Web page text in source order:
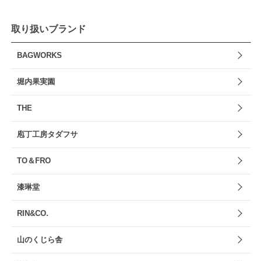
取り扱いブランド
BAGWORKS
堀内果実園
THE
庖丁工房タダフサ
TO＆FRO
漆琳堂
RIN&CO.
山のくじら舎